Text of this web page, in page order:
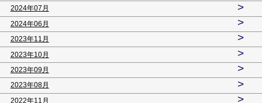
2024年07月 >
2024年06月 >
2023年11月 >
2023年10月 >
2023年09月 >
2023年08月 >
2022年11月 >